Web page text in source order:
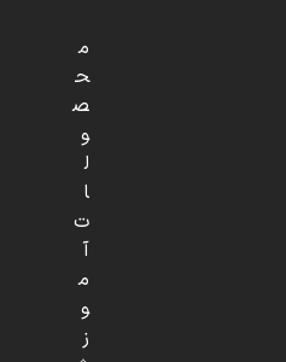
م
ح
ص
و
ل
ا
ت
آ
م
و
ز